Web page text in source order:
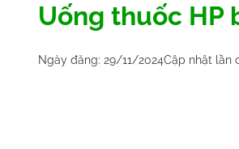
Uống thuốc HP
Ngày đăng: 29/11/2024Cập nhật lần